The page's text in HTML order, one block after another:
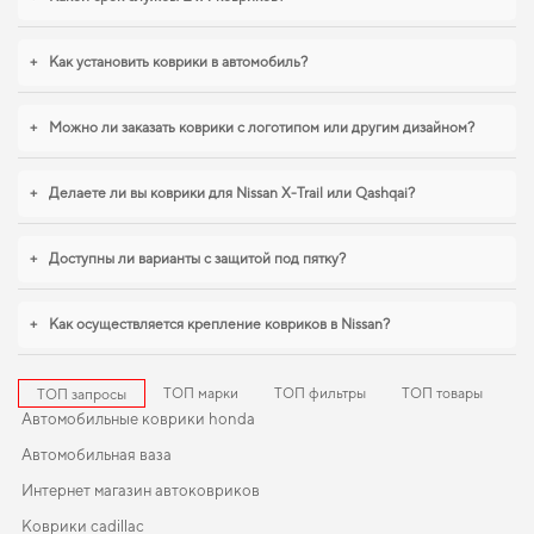
тех, кто ценит чистоту и практичность,коврик в багажник тойота купить
практичность,
коврики для volkswagen up
коврик для багажника
volkswagen touran
помогают поддерживать чистоту без лишних усилий. И
предлагая только качественную продукцию.
+ Как установить коврики в автомобиль?
+ Можно ли заказать коврики с логотипом или другим дизайном?
+ Делаете ли вы коврики для Nissan X-Trail или Qashqai?
+ Доступны ли варианты с защитой под пятку?
+ Как осуществляется крепление ковриков в Nissan?
ТОП запросы ТОП марки ТОП фильтры ТОП товары
Автомобильные коврики honda
Автомобильная ваза
Интернет магазин автоковриков
Коврики cadillac